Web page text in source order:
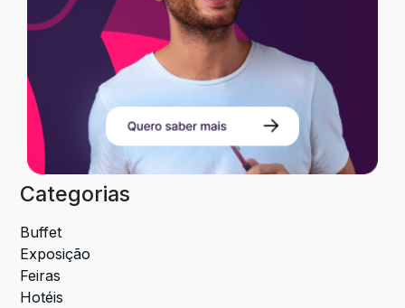
Categorias
Buffet
Exposição
Feiras
Hotéis